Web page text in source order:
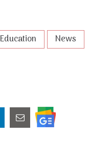
Education
News